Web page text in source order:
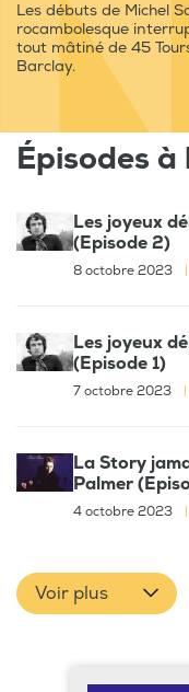
Les débuts de Michel
rocambolesque
tout mâtiné de 45
Barclay.
Épisodes à
Les joyeux
(Episode 2)
8 octobre 2023
Les joyeux
(Episode 1)
7 octobre 2023
La Story
Palmer
4 octobre 2023
Voir plus